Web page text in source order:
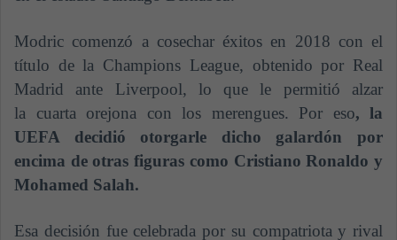
Modric comenzó a cosechar éxitos en 2018 con el
título de la Champions League, obtenido por Real
Madrid ante Liverpool, lo que le permitió alzar
la cuarta orejona con los merengues. Por eso, la
UEFA decidió otorgarle dicho galardón por
encima de otras figuras como Cristiano Ronaldo y
Mohamed Salah.
Esa decisión fue celebrada por su compatriota y rival